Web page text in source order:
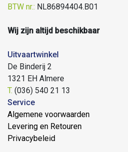
BTW nr.: NL86894404.B01
Wij zijn altijd beschikbaar
Uitvaartwinkel
De Binderij 2
1321 EH Almere
T. (036) 540 21 13
Service
Algemene voorwaarden
Levering en Retouren
Privacybeleid